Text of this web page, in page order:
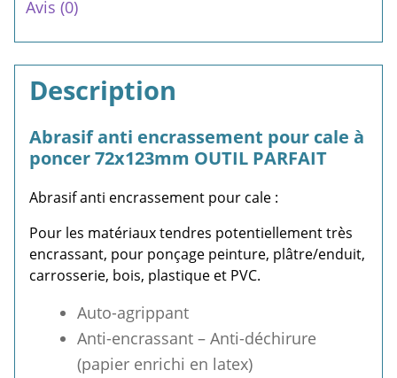
Avis (0)
Description
Abrasif anti encrassement pour cale à
poncer 72x123mm OUTIL PARFAIT
Abrasif anti encrassement pour cale :
Pour les matériaux tendres potentiellement très
encrassant, pour ponçage peinture, plâtre/enduit,
carrosserie, bois, plastique et PVC.
Auto-agrippant
Anti-encrassant – Anti-déchirure
(papier enrichi en latex)